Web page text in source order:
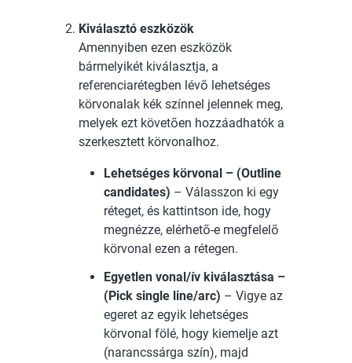
Kiválasztó eszközök
Amennyiben ezen eszközök
bármelyikét kiválasztja, a
referenciarétegben lévő lehetséges
körvonalak kék színnel jelennek meg,
melyek ezt követően hozzáadhatók a
szerkesztett körvonalhoz.
Lehetséges körvonal – (Outline
candidates) – Válasszon ki egy
réteget, és kattintson ide, hogy
megnézze, elérhető-e megfelelő
körvonal ezen a rétegen.
Egyetlen vonal/ív kiválasztása –
(Pick single line/arc) – Vigye az
egeret az egyik lehetséges
körvonal fölé, hogy kiemelje azt
(narancssárga szín), majd